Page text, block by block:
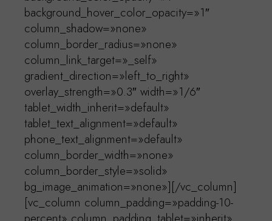
background_hover_color_opacity=»1″
column_shadow=»none»
column_border_radius=»none»
column_link_target=»_self»
gradient_direction=»left_to_right»
overlay_strength=»0.3″ width=»1/6″
tablet_width_inherit=»default»
tablet_text_alignment=»default»
phone_text_alignment=»default»
column_border_width=»none»
column_border_style=»solid»
bg_image_animation=»none»][/vc_column]
[vc_column column_padding=»padding-10-